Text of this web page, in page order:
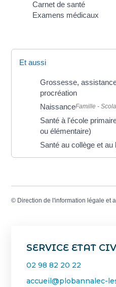
SERVICE ETAT
02 98 82 20 22
accueil@plobannalec-
Carnet de santé
Examens médicaux
Et aussi
Grossesse,
procréation
NaissanceFamille -
Santé à l'école
ou élémentaire)
Santé au collège et au
© Direction de l'information légale et